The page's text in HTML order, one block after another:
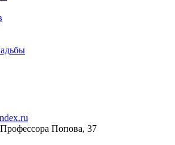
Попова, 37